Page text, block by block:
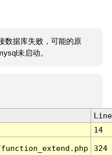
数据库失败，可能的原
未启动。
Line
14
324